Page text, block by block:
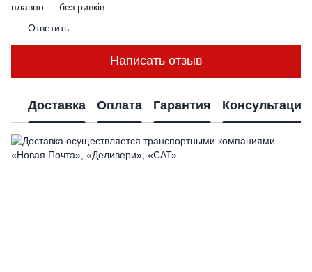
плавно — без ривків.
Ответить
Написать отзыв
Доставка Оплата Гарантия Консультация